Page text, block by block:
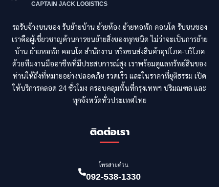
CAPTAIN JACK LOGISTICS
รถรับจ้างขนของ รับย้ายบ้าน ย้ายห้อง ย้ายหอพัก คอนโด รับขนของ
เราคือผู้เชี่ยวชาญด้านการขนย้ายสิ่งของทุกชนิด ไม่ว่าจะเป็นการย้าย
บ้าน ย้ายหอพัก คอนโด สำนักงาน หรือขนส่งสินค้าอุปโภค-บริโภค
ด้วยทีมงานมืออาชีพที่มีประสบการณ์สูง เราพร้อมดูแลทรัพย์สินของ
ท่านให้ถึงที่หมายอย่างปลอดภัย รวดเร็ว และในราคาที่ยุติธรรม เปิด
ให้บริการตลอด 24 ชั่วโมง ครอบคลุมพื้นที่กรุงเทพฯ ปริมณฑล และ
ทุกจังหวัดทั่วประเทศไทย
ติดต่อเรา
โทรสายด่วน
092-538-1330